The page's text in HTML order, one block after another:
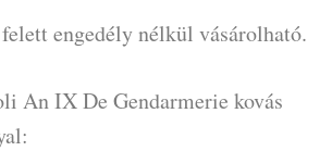
engedély nélkül vásárolható.
An IX De Gendarmerie kovás